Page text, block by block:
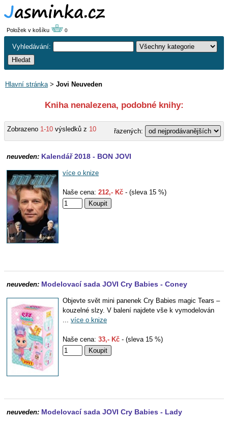
Položek v košíku 0
Vyhledávání:
Hlavní stránka> Jovi Neuveden
Kniha nenalezena, podobné knihy:
Zobrazeno 1-10 výsledků z 10 řazených:
neuveden: Kalendář 2018 - BON JOVI
více o knize
Naše cena: 212,- Kč - (sleva 15 %)
neuveden: Modelovací sada JOVI Cry Babies - Coney
Objevte svět mini panenek Cry Babies magic Tears –
kouzelné slzy. V balení najdete vše k vymodelován
... více o knize
Naše cena: 33,- Kč - (sleva 15 %)
neuveden: Modelovací sada JOVI Cry Babies - Lady